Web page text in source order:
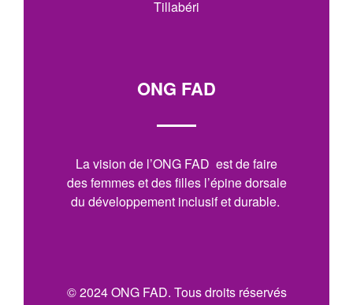
Tillabéri
ONG FAD
La vision de l’ONG FAD est de faire
des femmes et des filles l’épine dorsale
du développement inclusif et durable.
© 2024 ONG FAD. Tous droits réservés